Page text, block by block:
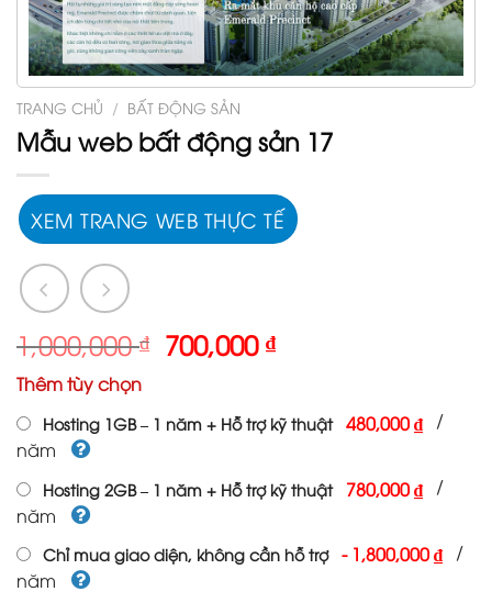
TRANG CHỦ / BẤT ĐỘNG SẢN
Mẫu web bất động sản 17
XEM TRANG WEB THỰC TẾ
1,000,000₫ Giá
gốc
1,000,000 ₫.
700,000₫Giá
là:
Thêm tùy chọn
Hosting 1GB – 1 năm + Hỗ trợ kỹ thuật 480,000 ₫ /
năm
Hosting 2GB – 1 năm + Hỗ trợ kỹ thuật 780,000 ₫ /
năm
Chỉ mua giao diện, không cần hỗ trợ -1,800,000 ₫ /
năm